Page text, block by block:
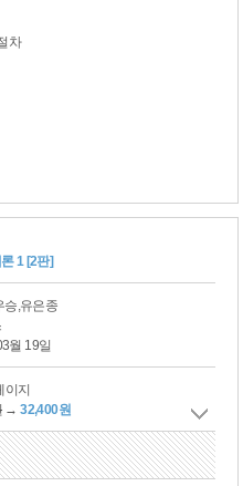
차
1 [2판]
승,유은종
월 19일
이지
→32,400원